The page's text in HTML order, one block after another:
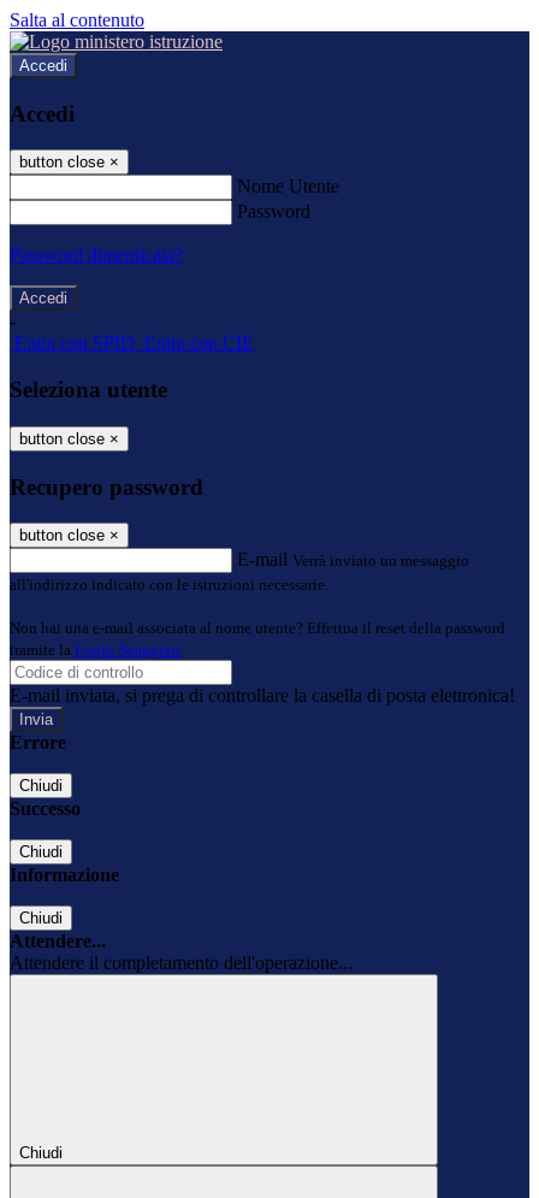
Salta al contenuto
Accedi
Accedi
button close ×
Nome Utente
Password
Password dimenticata?
-
Entra con SPID Entra con CIE
Seleziona utente
button close ×
Recupero password
button close ×
E-mail Verrà inviato un messaggio
all'indirizzo indicato con le istruzioni necessarie.
Non hai una e-mail associata al nome utente? Effettua il reset della password
tramite la Login Spaggiari
E-mail inviata, si prega di controllare la casella di posta elettronica!
Errore
Chiudi
Successo
Chiudi
Informazione
Chiudi
Attendere...
Attendere il completamento dell'operazione...
Chiudi